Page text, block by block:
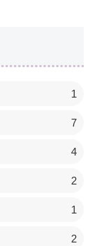
1
7
4
2
1
2